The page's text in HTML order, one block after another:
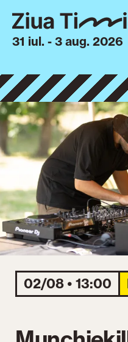
31 iul. - 3 aug. 2026
02/08 • 13:00